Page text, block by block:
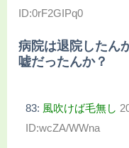
ID:0rF2GIPq0
病院は退院したん
嘘だったんか？
83: 風吹けば毛無し
ID:wcZA/WWna